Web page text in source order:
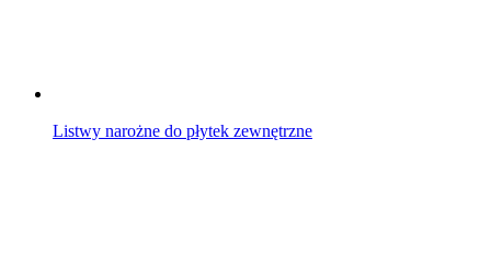
Listwy narożne do płytek zewnętrzne